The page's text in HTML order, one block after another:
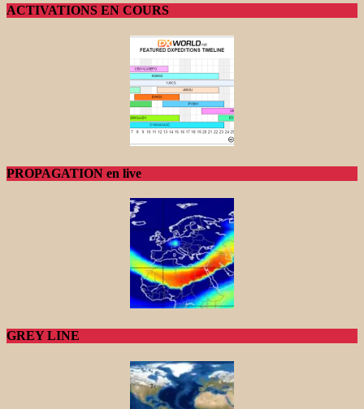
ACTIVATIONS EN COURS
PROPAGATION en live
GREY LINE